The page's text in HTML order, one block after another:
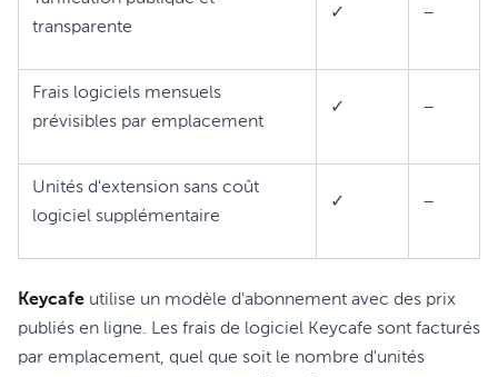
transparente
✓ –
Frais logiciels mensuels
prévisibles par emplacement
✓ –
Unités d'extension sans coût
logiciel supplémentaire
✓ –
Keycafe utilise un modèle d'abonnement avec des prix
publiés en ligne. Les frais de logiciel Keycafe sont facturés
par emplacement, quel que soit le nombre d'unités